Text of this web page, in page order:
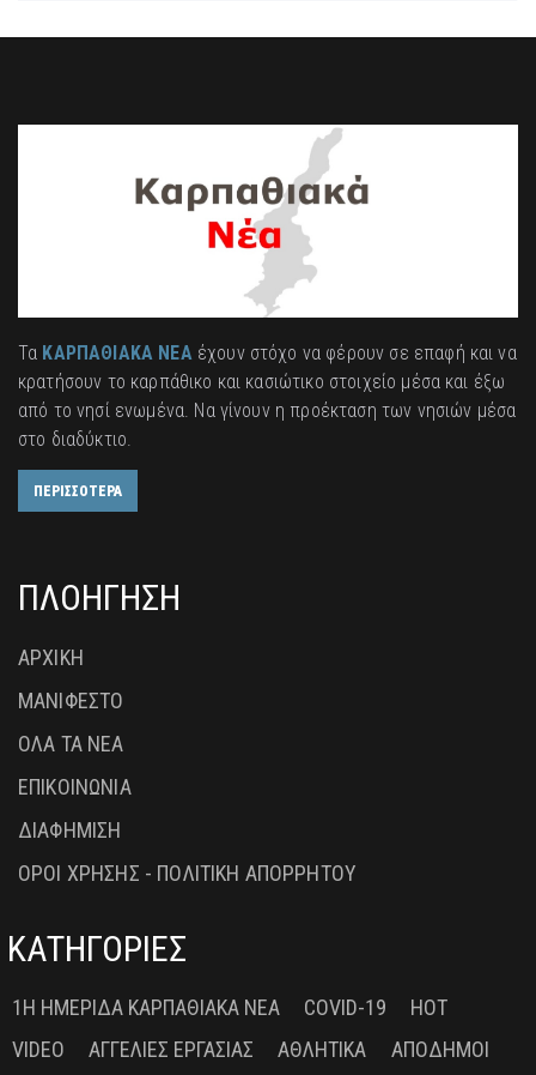
Τα ΚΑΡΠΑΘΙΑΚΑ ΝΕΑέχουν στόχο να φέρουν σε επαφή και να
κρατήσουν το καρπάθικο και κασιώτικο στοιχείο μέσα και έξω
από το νησί ενωμένα. Να γίνουν η προέκταση των νησιών μέσα
στο διαδύκτιο.
ΠΕΡΙΣΣΟΤΕΡΑ
ΠΛΟΗΓΗΣΗ
ΑΡΧΙΚΗ
ΜΑΝΙΦΕΣΤΟ
ΟΛΑ ΤΑ ΝΕΑ
ΕΠΙΚΟΙΝΩΝΙΑ
ΔΙΑΦΗΜΙΣΗ
ΟΡΟΙ ΧΡΗΣΗΣ - ΠΟΛΙΤΙΚΗ ΑΠΟΡΡΗΤΟΥ
ΚΑΤΗΓΟΡΙΕΣ
1Η ΗΜΕΡΊΔΑ ΚΑΡΠΑΘΙΑΚΆ ΝΈΑ COVID-19
HOT
VIDEO
ΑΓΓΕΛΊΕΣ ΕΡΓΑΣΊΑΣ ΑΘΛΗΤΙΚΆ ΑΠΌΔΗΜΟΙ